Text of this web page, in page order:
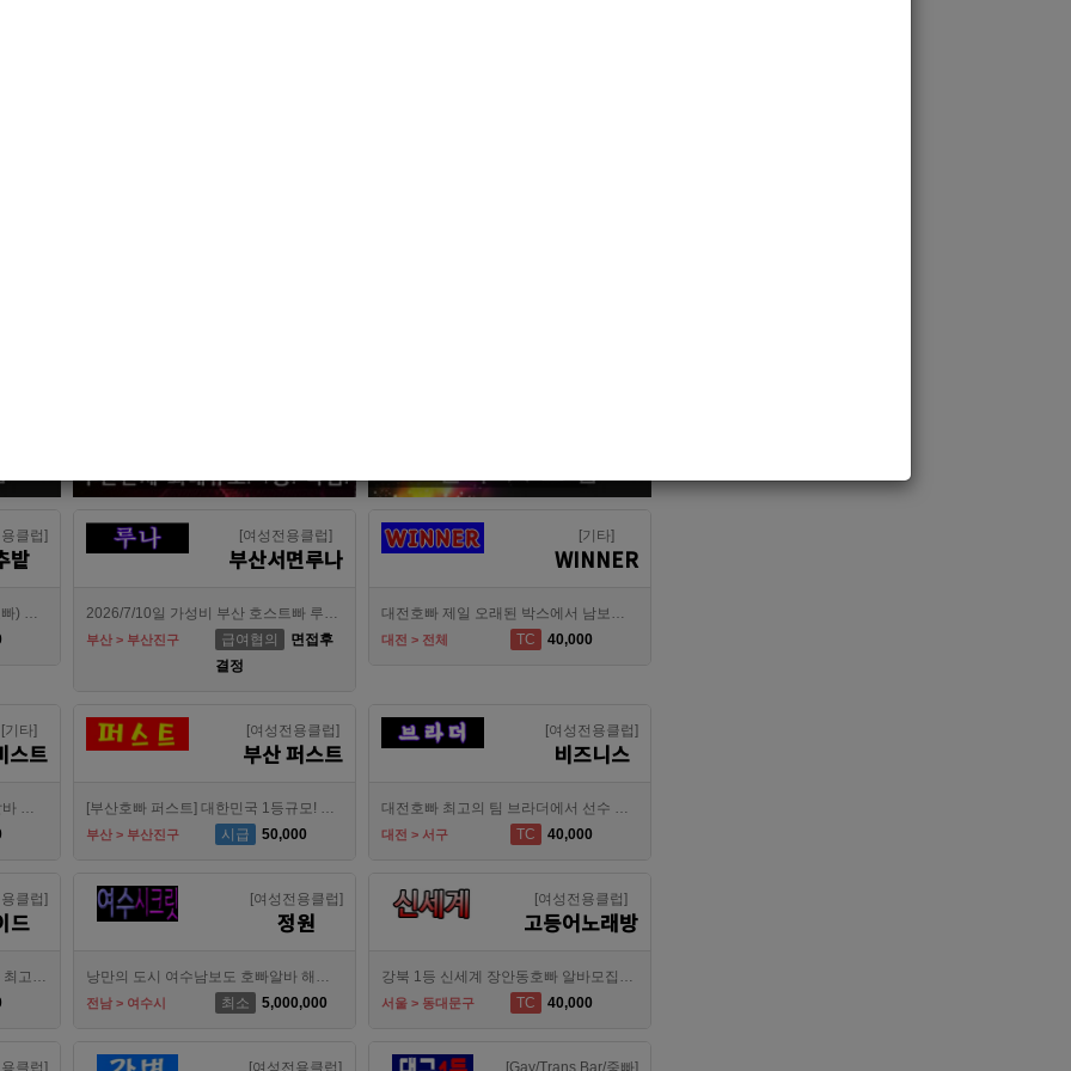
클럽]
밭
강북호빠 1등 수유 남자도우미(호빠) 고추밭에서 선수 구합니다
[여성전용클럽]
부산서면루나
2026/7/10일 가성비 부산 호스트빠 루나에서 식구 구합니다
부산 > 부산진구 급여협의
면접후
결정
[기타]
WINNER
대전호빠 제일 오래된 박스에서 남보도, 호빠알바를 모집합니다
대전 > 전체 TC 40,000
[기타]
스트
수원호빠 비스트 인증업소에서 알바 선수 구인합니다
[여성전용클럽]
부산 퍼스트
[부산호빠 퍼스트] 대한민국 1등규모! 서면호빠 12년째 독점! (구. 헤라,늑대,썸,버드)
부산 > 부산진구 시급 50,000
[여성전용클럽]
비즈니스
대전호빠 최고의 팀 브라더에서 선수 추가모집합니다!
대전 > 서구 TC 40,000
클럽]
드
수원호빠 메이드, 인계동호빠 1등 최고의 선수, 알바 대모집, 복지최고, 수입최고
[여성전용클럽]
정원
낭만의 도시 여수남보도 호빠알바 해보실분 모집합니다 최고대우보장
전남 > 여수시 최소 5,000,000
[여성전용클럽]
고등어노래방
강북 1등 신세계 장안동호빠 알바모집합니다 동대문호빠
서울 > 동대문구 TC 40,000
클럽] [여성전용클럽] [Gay/Trans Bar/중빠]